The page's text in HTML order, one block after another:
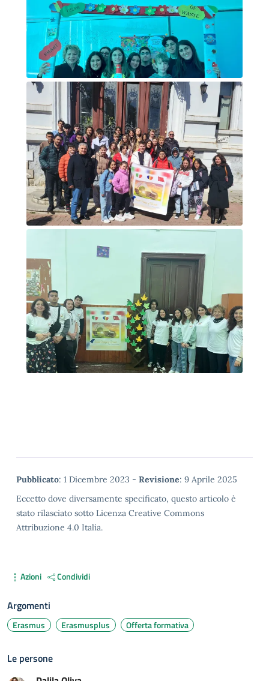
Foto di gruppo
Foto di gruppo
Metadata
Pubblicato: 1 Dicembre 2023 - Revisione: 9 Aprile 2025
Eccetto dove diversamente specificato, questo articolo è
stato rilasciato sotto Licenza Creative Commons
Attribuzione 4.0 Italia.
Azioni Condividi
Argomenti
Erasmus Erasmusplus Offerta formativa
Le persone